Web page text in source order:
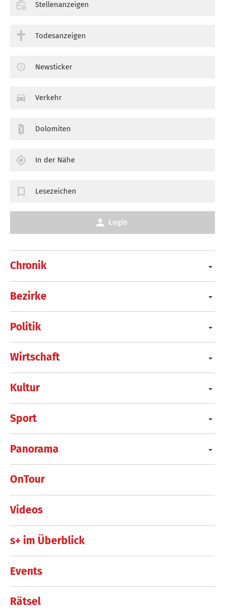
Chronik
Bezirke
Politik
Wirtschaft
Kultur
Sport
Panorama
OnTour
Videos
s+ im Überblick
Events
Rätsel
Stellenanzeigen
Todesanzeigen
Newsticker
Verkehr
Dolomiten
In der Nähe
Lesezeichen
Login